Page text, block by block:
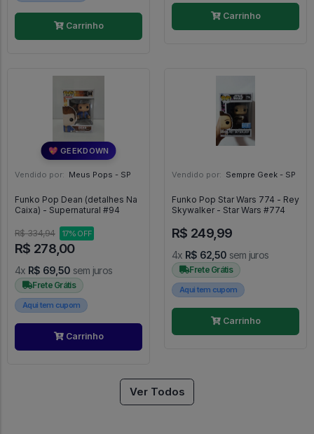
Carrinho
Carrinho
💖 GEEKDOWN
Vendido por: Meus Pops - SP
Funko Pop Dean (detalhes Na
Caixa) - Supernatural #94
R$ 334,94 17% OFF
R$ 278,00
4x R$ 69,50 sem juros
Frete Grátis
Aqui tem cupom
Carrinho
Vendido por: Sempre Geek - SP
Funko Pop Star Wars 774 - Rey
Skywalker - Star Wars #774
R$ 249,99
4x R$ 62,50 sem juros
Frete Grátis
Aqui tem cupom
Carrinho
Ver Todos